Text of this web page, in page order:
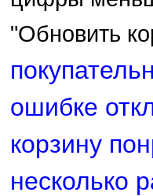
"Обновить
ошибке
корзину
несколько